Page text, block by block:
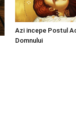
Azi incepe Postul
Domnului